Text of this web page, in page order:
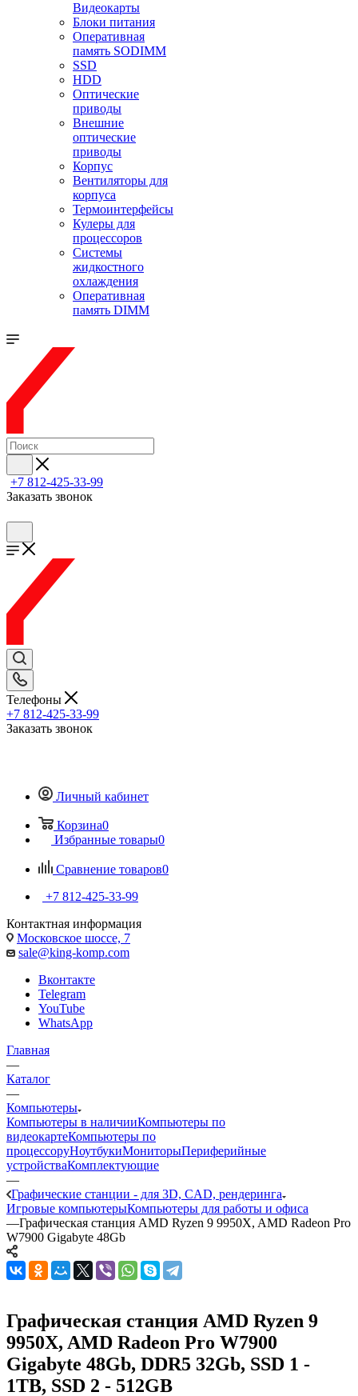
Видеокарты
Блоки питания
Оперативная
память SODIMM
SSD
HDD
Оптические
приводы
Внешние
оптические
приводы
Корпус
Вентиляторы для
корпуса
Термоинтерфейсы
Кулеры для
процессоров
Системы
жидкостного
охлаждения
Оперативная
память DIMM
+7 812-425-33-99
Заказать звонок
Телефоны
+7 812-425-33-99
Заказать звонок
Личный кабинет
Корзина0
Избранные товары0
Сравнение товаров0
+7 812-425-33-99
Контактная информация
Московское шоссе, 7
sale@king-komp.com
Вконтакте
Telegram
YouTube
WhatsApp
Главная
—
Каталог
—
Компьютеры
Компьютеры в наличииКомпьютеры по
видеокартеКомпьютеры по
процессоруНоутбукиМониторыПериферийные
устройстваКомплектующие
—
Графические станции - для 3D, CAD, рендеринга
Игровые компьютерыКомпьютеры для работы и офиса
—Графическая станция AMD Ryzen 9 9950X, AMD Radeon Pro
W7900 Gigabyte 48Gb
Графическая станция AMD Ryzen 9
9950X, AMD Radeon Pro W7900
Gigabyte 48Gb, DDR5 32Gb, SSD 1 -
1TB, SSD 2 - 512GB